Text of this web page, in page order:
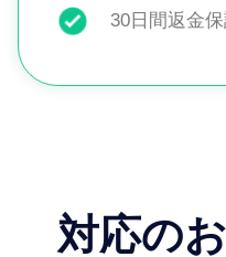
30日間返金
対応の